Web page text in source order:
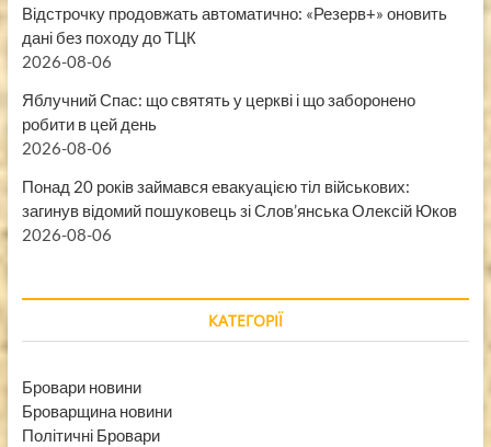
Відстрочку продовжать автоматично: «Резерв+» оновить
дані без походу до ТЦК
2026-08-06
Яблучний Спас: що святять у церкві і що заборонено
робити в цей день
2026-08-06
Понад 20 років займався евакуацією тіл військових:
загинув відомий пошуковець зі Слов’янська Олексій Юков
2026-08-06
КАТЕГОРІЇ
Бровари новини
Броварщина новини
Політичні Бровари